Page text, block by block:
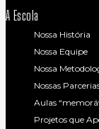
A Escola
Nossa História
Nossa Equipe
Nossa
Nossas
Aulas
Projetos que